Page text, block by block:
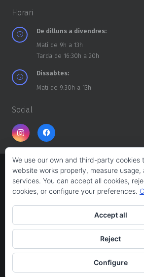
Horari
De dilluns a divendres:
Matí de 9h a 13h
Tarda de 16:30h a 20h
Dissabtes:
Matí de 9:30h a 13h
Social
Copyright ©CASA DELS TROSSOS 2026
We use our own and third-party cookies
website works properly, measure usage,
services. You can accept all cookies,
cookies, or configure your preferences.
Accept all
Reject
Configure